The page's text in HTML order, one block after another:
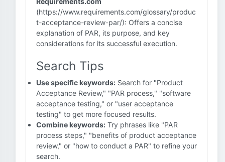
(https://www.requirements.com/glossary/produc
t-acceptance-review-par/): Offers a concise
explanation of PAR, its purpose, and key
considerations for its successful execution.
Search Tips
Use specific keywords: Search for "Product
Acceptance Review," "PAR process," "software
acceptance testing," or "user acceptance
testing" to get more focused results.
Combine keywords: Try phrases like "PAR
process steps," "benefits of product acceptance
review," or "how to conduct a PAR" to refine your
search.